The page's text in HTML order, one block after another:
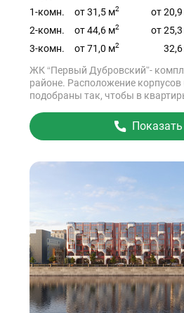
1-комн.
от 31,5 м2 от
2-комн.
от 44,6 м2 от
3-комн.
от 71,0 м2
ЖК “Первый Дубровский”-
районе. Расположение корпусов
подобраны так, чтобы в